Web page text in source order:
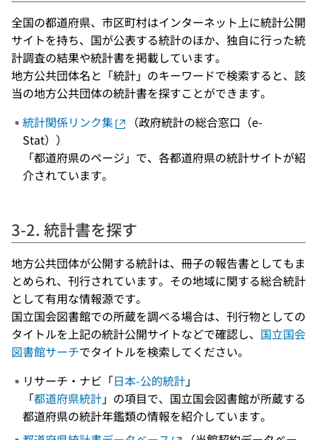
全国の都道府県、市区町村はインターネット上に統計公開
サイトを持ち、国が公表する統計のほか、独自に行った統
計調査の結果や統計書を掲載しています。
地方公共団体名と「統計」のキーワードで検索すると、該
当の地方公共団体の統計書を探すことができます。
統計関係リンク集
（政府統計の総合窓口（e-
Stat））
「都道府県のページ」で、各都道府県の統計サイトが紹
介されています。
3-2. 統計書を探す
地方公共団体が公開する統計は、冊子の報告書としてもま
とめられ、刊行されています。その地域に関する総合統計
として有用な情報源です。
国立国会図書館での所蔵を調べる場合は、刊行物としての
タイトルを上記の統計公開サイトなどで確認し、 国立国会
図書館サーチでタイトルを検索してください。
リサーチ・ナビ「日本-公的統計」
「都道府県統計」の項目で、国立国会図書館が所蔵する
都道府県の統計年鑑類の情報を紹介しています。